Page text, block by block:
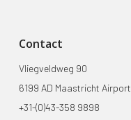
Contact
Vliegveldweg 90
6199 AD Maastricht Airport
+31-(0)43-358 9898